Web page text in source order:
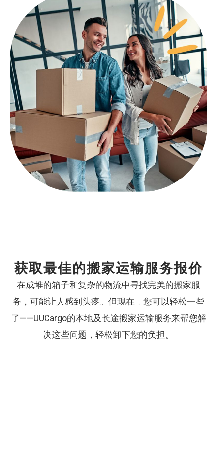
获取最佳的搬家运输服务报价
在成堆的箱子和复杂的物流中寻找完美的搬家服
务，可能让人感到头疼。但现在，您可以轻松一些
了——UUCargo的本地及长途搬家运输服务来帮您解
决这些问题，轻松卸下您的负担。